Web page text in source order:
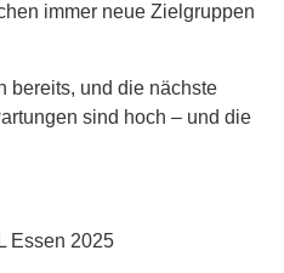
immer neue Zielgruppen
bereits, und die nächste
sind hoch – und die
Essen 2025